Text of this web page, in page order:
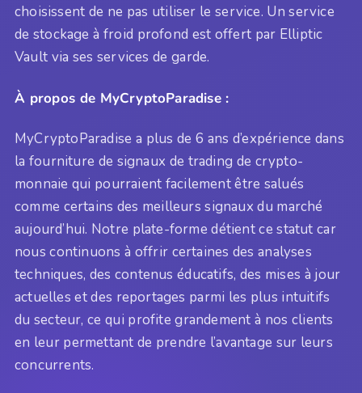
choisissent de ne pas utiliser le service. Un service
de stockage à froid profond est offert par Elliptic
Vault via ses services de garde.
À propos de MyCryptoParadise :
MyCryptoParadise a plus de 6 ans d’expérience dans
la fourniture de signaux de trading de crypto-
monnaie qui pourraient facilement être salués
comme certains des meilleurs signaux du marché
aujourd’hui. Notre plate-forme détient ce statut car
nous continuons à offrir certaines des analyses
techniques, des contenus éducatifs, des mises à jour
actuelles et des reportages parmi les plus intuitifs
du secteur, ce qui profite grandement à nos clients
en leur permettant de prendre l’avantage sur leurs
concurrents.